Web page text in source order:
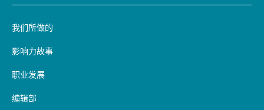
我们所做的
影响力故事
职业发展
编辑部